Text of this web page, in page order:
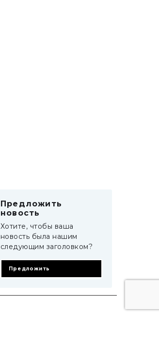
Предложить
новость
Хотите, чтобы ваша
новость была нашим
следующим заголовком?
Предложить